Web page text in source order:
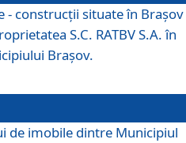
- construcții situate în Brașov
S.C. RATBV S.A. în
Brașov.
de imobile dintre Municipiul